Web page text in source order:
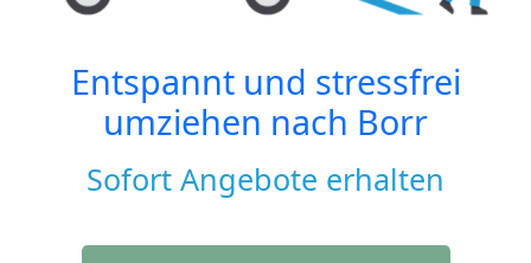
Entspannt und stressfrei
umziehen nach Borr
Sofort Angebote erhalten